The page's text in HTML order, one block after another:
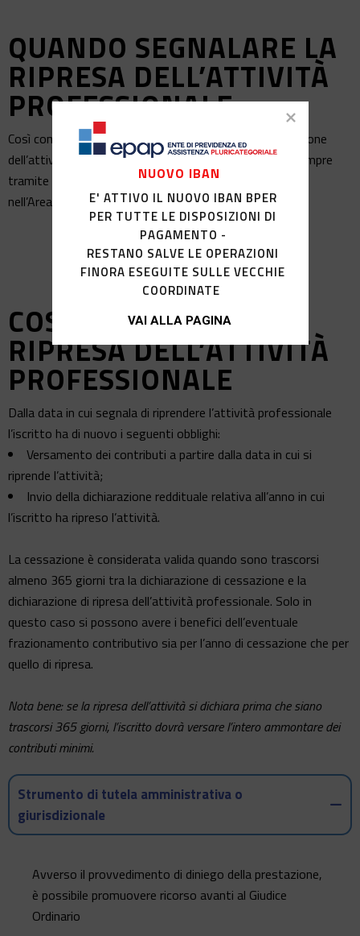
QUANDO SEGNALARE LA
RIPRESA DELL’ATTIVITÀ
PROFESSIONALE
Così come, ogni iscritto è tenuto a segnalare la cessazione
dell’attività, allo stesso modo è tenuto a segnalare, sempre
tramite compilazione telematica del modello disponibile
nell’Area riservata, anche la ripresa dell’attività stessa.
COSA COMPORTA LA
RIPRESA DELL’ATTIVITÀ
PROFESSIONALE
Dalla data in cui segnala di riprendere l’attività professionale
l’iscritto ha di nuovo i seguenti obblighi:
Versamento dei contributi a partire dalla data in cui si
riprende l’attività;
Invio della dichiarazione reddituale relativa all’anno in cui
l’iscritto ha ripreso l’attività.
La cessazione è considerata valida quando sono trascorsi
almeno 365 giorni tra la dichiarazione di cessazione e la
dichiarazione di ripresa dell’attività professionale. Solo in
questo caso si possono avere i benefici dell’eventuale
frazionamento contributivo sia per l’anno di cessazione che per
quello di ripresa.
Nota bene: se la ripresa dell’attività si dichiara prima che siano
trascorsi 365 giorni, l’iscritto dovrà versare l’intero ammontare dei
contributi minimi.
Strumento di tutela amministrativa o
giurisdizionale
Avverso il provvedimento di diniego della prestazione,
è possibile promuovere ricorso avanti al Giudice
Ordinario
NUOVO IBAN
E' ATTIVO IL NUOVO IBAN BPER
PER TUTTE LE DISPOSIZIONI DI
PAGAMENTO -
RESTANO SALVE LE OPERAZIONI
FINORA ESEGUITE SULLE VECCHIE
COORDINATE
VAI ALLA PAGINA